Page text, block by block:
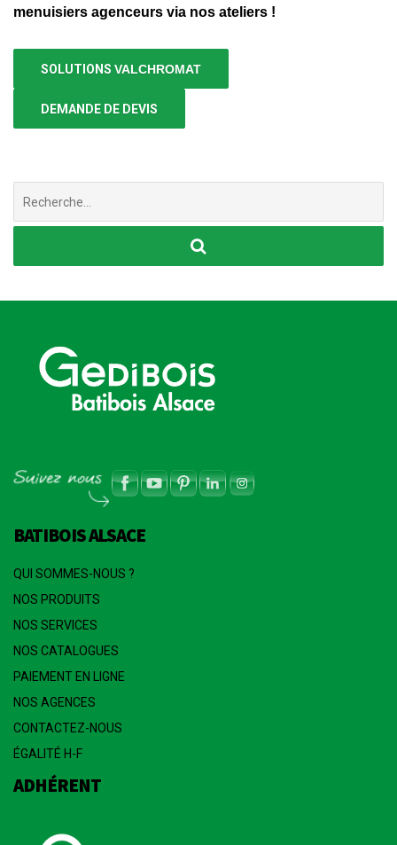
menuisiers agenceurs via nos ateliers !
SOLUTIONS VALCHROMAT
DEMANDE DE DEVIS
BATIBOIS ALSACE
QUI SOMMES-NOUS ?
NOS PRODUITS
NOS SERVICES
NOS CATALOGUES
PAIEMENT EN LIGNE
NOS AGENCES
CONTACTEZ-NOUS
ÉGALITÉ H-F
ADHÉRENT